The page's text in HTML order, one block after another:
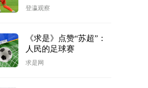
安：“我会尽快回归！”
登瀛观察
《求是》点赞“苏超”：
人民的足球赛
求是网